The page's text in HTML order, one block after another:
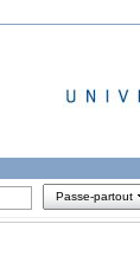
Passe-partout